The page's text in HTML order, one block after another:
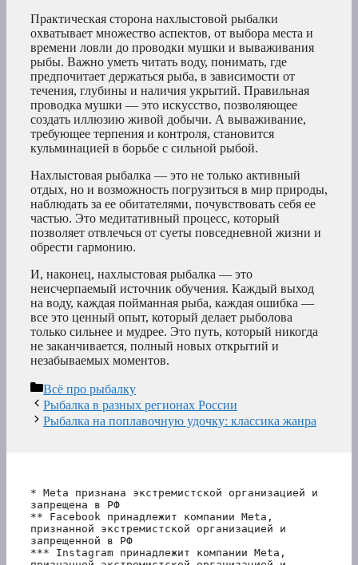
Практическая сторона нахлыстовой рыбалки
охватывает множество аспектов, от выбора места и
времени ловли до проводки мушки и вываживания
рыбы. Важно уметь читать воду, понимать, где
предпочитает держаться рыба, в зависимости от
течения, глубины и наличия укрытий. Правильная
проводка мушки — это искусство, позволяющее
создать иллюзию живой добычи. А вываживание,
требующее терпения и контроля, становится
кульминацией в борьбе с сильной рыбой.
Нахлыстовая рыбалка — это не только активный
отдых, но и возможность погрузиться в мир природы,
наблюдать за ее обитателями, почувствовать себя ее
частью. Это медитативный процесс, который
позволяет отвлечься от суеты повседневной жизни и
обрести гармонию.
И, наконец, нахлыстовая рыбалка — это
неисчерпаемый источник обучения. Каждый выход
на воду, каждая пойманная рыба, каждая ошибка —
все это ценный опыт, который делает рыболова
только сильнее и мудрее. Это путь, который никогда
не заканчивается, полный новых открытий и
незабываемых моментов.
Рубрики
Всё про рыбалку
Рыбалка в разных регионах России
Рыбалка на поплавочную удочку: классика жанра
* Meta признана экстремистской организацией и
запрещена в РФ
** Facebook принадлежит компании Meta,
признанной экстремистской организацией и
запрещенной в РФ
*** Instagram принадлежит компании Meta,